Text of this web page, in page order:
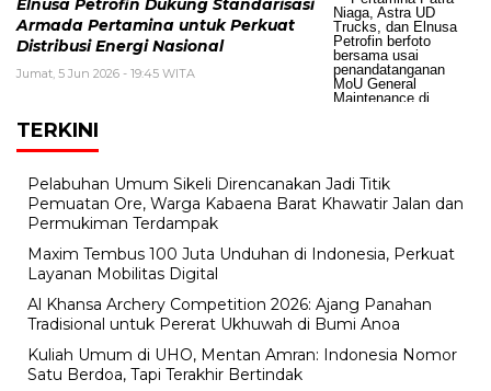
Elnusa Petrofin Dukung Standarisasi
Armada Pertamina untuk Perkuat
Distribusi Energi Nasional
Jumat, 5 Jun 2026 - 19:45 WITA
TERKINI
Pelabuhan Umum Sikeli Direncanakan Jadi Titik
Pemuatan Ore, Warga Kabaena Barat Khawatir Jalan dan
Permukiman Terdampak
Maxim Tembus 100 Juta Unduhan di Indonesia, Perkuat
Layanan Mobilitas Digital
Al Khansa Archery Competition 2026: Ajang Panahan
Tradisional untuk Pererat Ukhuwah di Bumi Anoa
Kuliah Umum di UHO, Mentan Amran: Indonesia Nomor
Satu Berdoa, Tapi Terakhir Bertindak